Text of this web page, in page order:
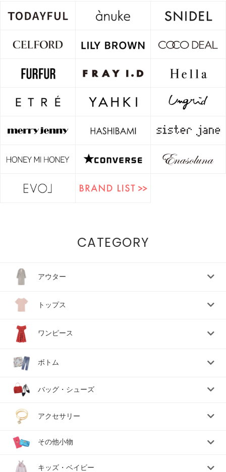
CATEGORY
アウター
トップス
ワンピース
ボトム
バッグ・シューズ
アクセサリー
その他小物
キッズ・ベイビー